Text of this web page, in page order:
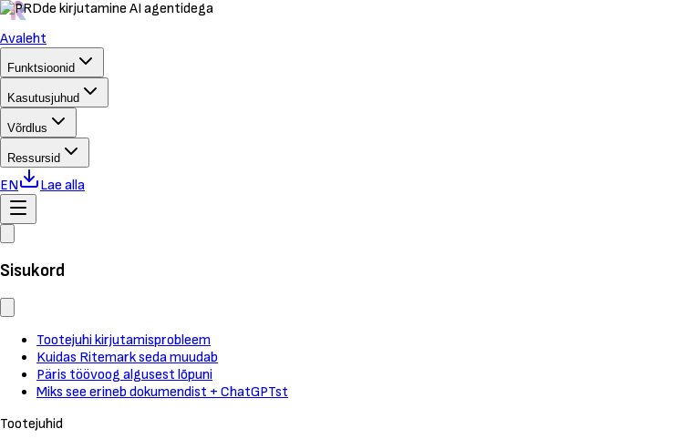
Avaleht
Funktsioonid
Kasutusjuhud
Võrdlus
Ressursid
EN Lae alla
Sisukord
Tootejuhi kirjutamisprobleem
Kuidas Ritemark seda muudab
Päris töövoog algusest lõpuni
Miks see erineb dokumendist + ChatGPTst
Tootejuhid